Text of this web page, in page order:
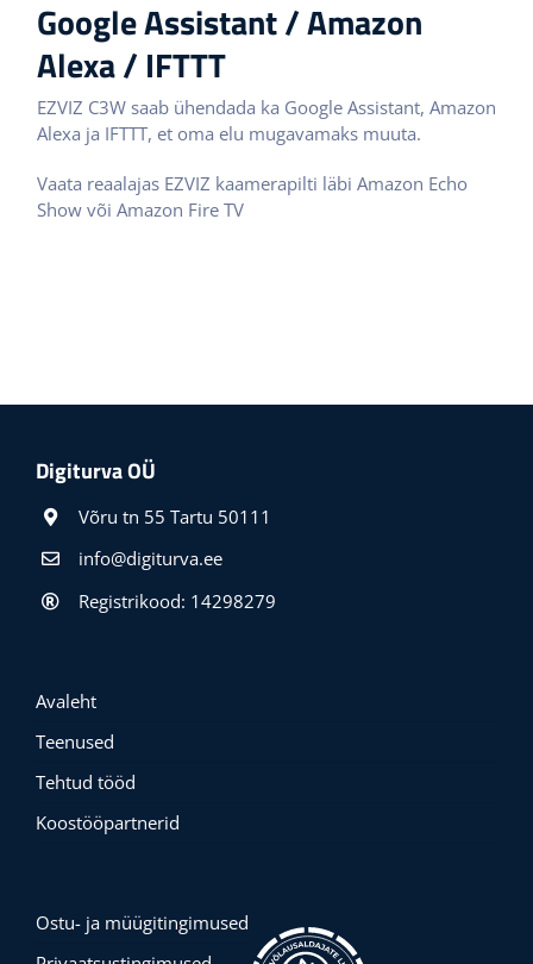
Google Assistant / Amazon
Alexa / IFTTT
EZVIZ C3W saab ühendada ka Google Assistant, Amazon
Alexa ja IFTTT, et oma elu mugavamaks muuta.
Vaata reaalajas EZVIZ kaamerapilti läbi Amazon Echo
Show või Amazon Fire TV
Digiturva OÜ
Võru tn 55 Tartu 50111
info@digiturva.ee
Registrikood: 14298279
Avaleht
Teenused
Tehtud tööd
Koostööpartnerid
Ostu- ja müügitingimused